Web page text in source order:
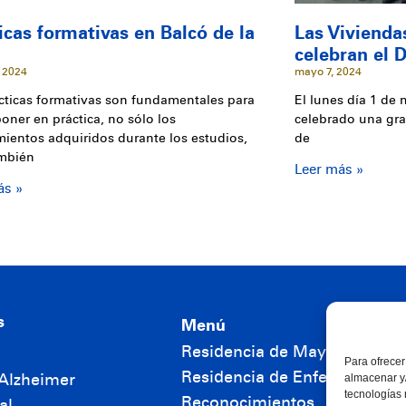
Para
almacenar
tecnologías
formativas en Balcó de la
2024
formativas son fundamentales para
en práctica, no sólo los
adquiridos durante los estudios,
»
Las
celebran el
mayo 7, 2024
El lunes día 1 de
celebrado una
de
Leer más »
Menú
Residencia de Mayores
Residencia de Enfermos